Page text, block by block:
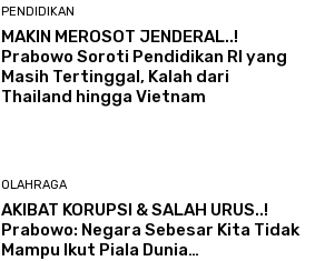
PENDIDIKAN
MAKIN MEROSOT JENDERAL..!
Prabowo Soroti Pendidikan RI yang
Masih Tertinggal, Kalah dari
Thailand hingga Vietnam
OLAHRAGA
AKIBAT KORUPSI & SALAH URUS..!
Prabowo: Negara Sebesar Kita Tidak
Mampu Ikut Piala Dunia…